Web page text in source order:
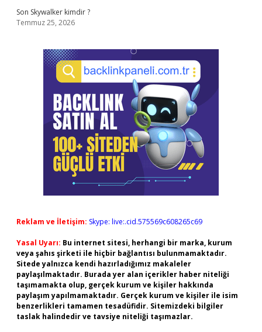
Son Skywalker kimdir ?
Temmuz 25, 2026
Reklam ve İletişim: Skype: live:.cid.575569c608265c69
Yasal Uyarı: Bu internet sitesi, herhangi bir marka, kurum
veya şahıs şirketi ile hiçbir bağlantısı bulunmamaktadır.
Sitede yalnızca kendi hazırladığımız makaleler
paylaşılmaktadır. Burada yer alan içerikler haber niteliği
taşımamakta olup, gerçek kurum ve kişiler hakkında
paylaşım yapılmamaktadır. Gerçek kurum ve kişiler ile isim
benzerlikleri tamamen tesadüfidir. Sitemizdeki bilgiler
taslak halindedir ve tavsiye niteliği taşımazlar.